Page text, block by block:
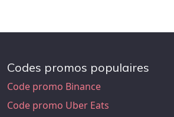
Codes promos populaires
Code promo Binance
Code promo Uber Eats